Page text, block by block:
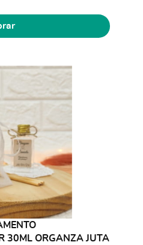
30ML ORGANZA JUTA